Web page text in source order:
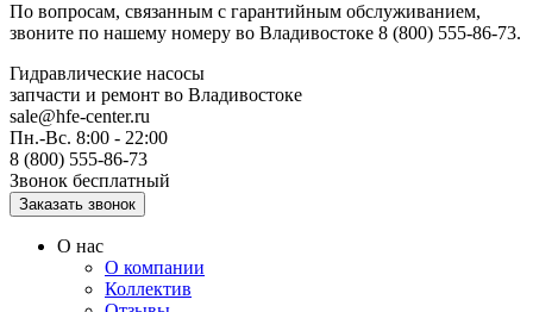
По вопросам, связанным с гарантийным обслуживанием,
звоните по нашему номеру во Владивостоке 8 (800) 555-86-73.
Гидравлические насосы
запчасти и ремонт во Владивостоке
sale@hfe-center.ru
Пн.-Вс. 8:00 - 22:00
8 (800) 555-86-73
Звонок бесплатный
О нас
О компании
Коллектив